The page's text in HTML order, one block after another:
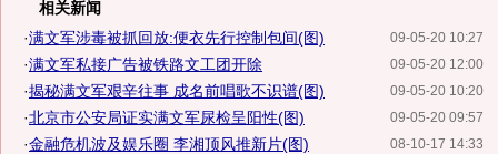
相关新闻
09-05-20 10:27
·满文军涉毒被抓回放:便衣先行控制包间(图)
09-05-20 12:00
·满文军私接广告被铁路文工团开除
09-05-20 10:20
·揭秘满文军艰辛往事 成名前唱歌不识谱(图)
09-05-20 09:57
·北京市公安局证实满文军尿检呈阳性(图)
08-10-17 14:33
·金融危机波及娱乐圈 李湘顶风推新片(图)